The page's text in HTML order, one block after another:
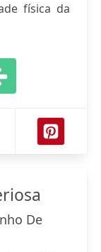
física da
De